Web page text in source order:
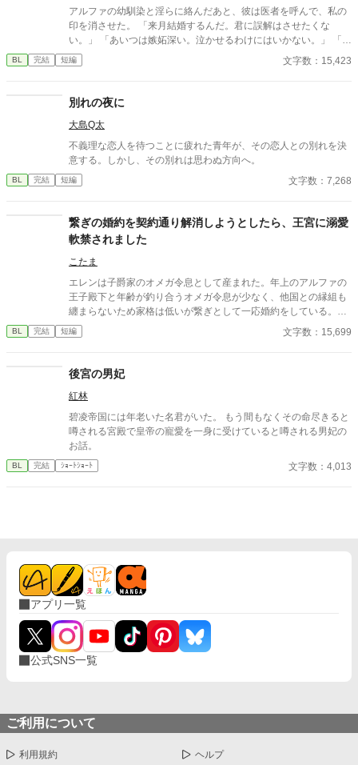
アルファの幼馴染と淫らに絡んだあと、彼は医者を呼んで、私の
印を消させた。 「来月結婚するんだ。君に誤解はさせたくな
い。」 「あいつは嫉妬深い。泣かせるわけにはいかない。」 「君
ももう年頃の残り物のオメガだろ？ 俺の印をつけたまま、他の
アルファとお見合いするなんてありえない。」 彼は冷たく、けれ
す。 「長い間、俺に従ってきたんだから、君を傷つけたりはしな
い。」 「結婚の日には招待状を送る。必ず来て、席につけよ。」
--- いくつかのコメントを拝見し、大変申し訳なく思っておりま
す。 私は現在日本語を勉強しており、この文章はAI作品ではあり
ませんが、 一部に翻訳ソフトを使用しています。 もし読んでくだ
ありがたく思います。
BL 完結 短編 文字数：15,423
別れの夜に
大島Q太
不義理な恋人を待つことに疲れた青年が、その恋人との別れを決
意する。しかし、その別れは思わぬ方向へ。
BL 完結 短編 文字数：7,268
繋ぎの婚約を契約通り解消しようとしたら、王宮に溺愛
軟禁されました
こたま
エレンは子爵家のオメガ令息として産まれた。年上のアルファの
王子殿下と年齢が釣り合うオメガ令息が少なく、他国との縁組も
纏まらないため家格は低いが繋ぎとして一応婚約をしている。王
子のことは兄のように慕っており、初恋の人ではあるけれど、契
約終了時期か王子に想い人が現れた時には解消されるものと考え
婚を承諾するまでここから出さないと王子から溢れるほどの愛を
与えられる。ハッピーエンドオメガバースBLです。
BL 完結 短編 文字数：15,699
後宮の男妃
紅林
碧凌帝国には年老いた名君がいた。 もう間もなくその命尽きると
噂される宮殿で皇帝の寵愛を一身に受けていると噂される男妃の
お話。
BL 完結 ｼｮｰﾄｼｮｰﾄ 文字数：4,013
アプリ一覧
公式SNS一覧
ご利用について
利用規約 ヘルプ